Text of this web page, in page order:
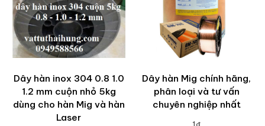
Dây hàn inox 304 0.8 1.0
1.2 mm cuộn nhỏ 5kg
dùng cho hàn Mig và hàn
Laser
Dây hàn Mig chính hãng,
phân loại và tư vấn
chuyên nghiệp nhất